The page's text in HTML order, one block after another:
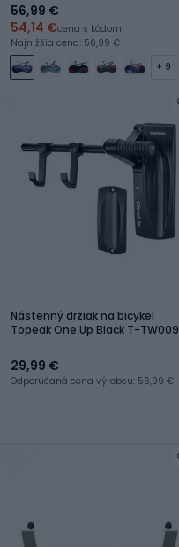
56,99 €
54,14 €cena s kódom
Najnižšia cena: 56,99 €
+ 9
Nástenný držiak na bicykel
Topeak One Up Black T-TW009
29,99 €
Odporúčaná cena výrobcu: 56,99 €